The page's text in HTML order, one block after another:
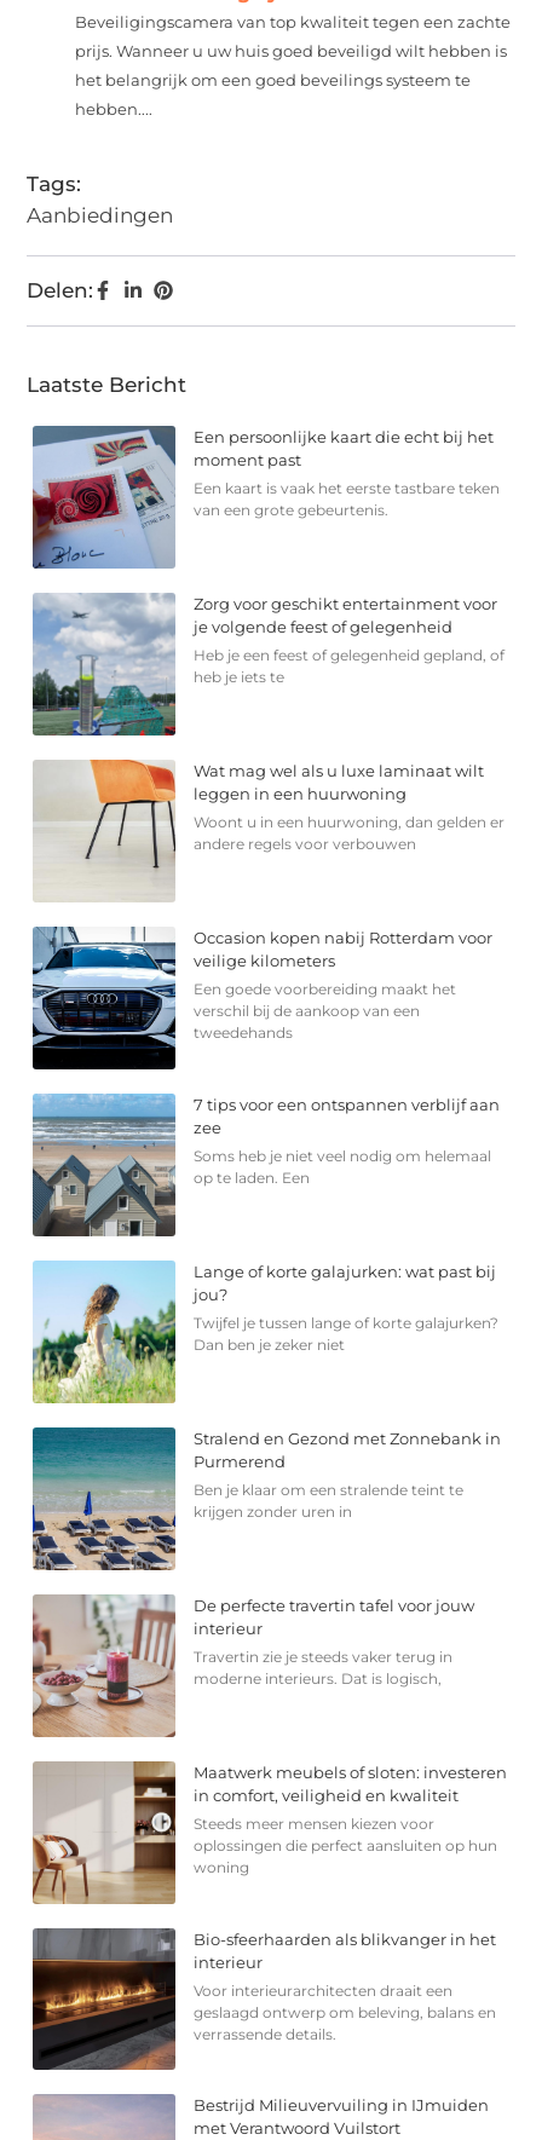
Beveiligingscamera van top kwaliteit tegen een zachte
prijs. Wanneer u uw huis goed beveiligd wilt hebben is
het belangrijk om een goed beveilings systeem te
hebben....
Tags:
Aanbiedingen
Delen:
Laatste Bericht
Een persoonlijke kaart die echt bij het
moment past
Een kaart is vaak het eerste tastbare teken
van een grote gebeurtenis.
Zorg voor geschikt entertainment voor
je volgende feest of gelegenheid
Heb je een feest of gelegenheid gepland, of
heb je iets te
Wat mag wel als u luxe laminaat wilt
leggen in een huurwoning
Woont u in een huurwoning, dan gelden er
andere regels voor verbouwen
Occasion kopen nabij Rotterdam voor
veilige kilometers
Een goede voorbereiding maakt het
verschil bij de aankoop van een
tweedehands
7 tips voor een ontspannen verblijf aan
zee
Soms heb je niet veel nodig om helemaal
op te laden. Een
Lange of korte galajurken: wat past bij
jou?
Twijfel je tussen lange of korte galajurken?
Dan ben je zeker niet
Stralend en Gezond met Zonnebank in
Purmerend
Ben je klaar om een stralende teint te
krijgen zonder uren in
De perfecte travertin tafel voor jouw
interieur
Travertin zie je steeds vaker terug in
moderne interieurs. Dat is logisch,
Maatwerk meubels of sloten: investeren
in comfort, veiligheid en kwaliteit
Steeds meer mensen kiezen voor
oplossingen die perfect aansluiten op hun
woning
Bio-sfeerhaarden als blikvanger in het
interieur
Voor interieurarchitecten draait een
geslaagd ontwerp om beleving, balans en
verrassende details.
Bestrijd Milieuvervuiling in IJmuiden
met Verantwoord Vuilstort